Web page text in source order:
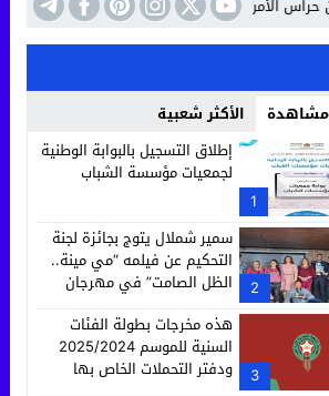
وأعوان الاستقبال خطوة نحو مستشفى أكثر إنسانية
مشاهدة الأكثر شعبية
1
إطلاق التسجيل بالبوابة الوطنية
لجمعيات مؤسسة الشباب
2
سمير شملال يتوج بجائزة لجنة
التحكيم عن فيلمه “مي مينة..
الظل الصامت” في مهرجان
3
هذه مخرجات بطولة الفئات
السنية للموسم 2025/2024
ودفتر التحملات الخاص بها